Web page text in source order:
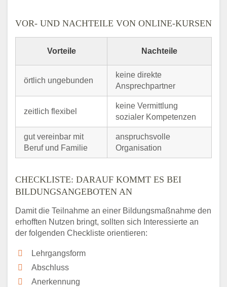
VOR- UND NACHTEILE VON ONLINE-KURSEN
Vorteile Nachteile
örtlich ungebunden
keine direkte
Ansprechpartner
zeitlich flexibel
keine Vermittlung
sozialer Kompetenzen
gut vereinbar mit
Beruf und Familie
anspruchsvolle
Organisation
CHECKLISTE: DARAUF KOMMT ES BEI
BILDUNGSANGEBOTEN AN
Damit die Teilnahme an einer Bildungsmaßnahme den
erhofften Nutzen bringt, sollten sich Interessierte an
der folgenden Checkliste orientieren:
Lehrgangsform
Abschluss
Anerkennung